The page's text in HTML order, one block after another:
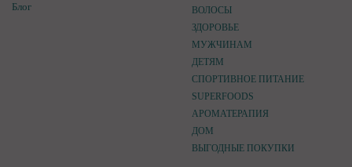
Блог
ВОЛОСЫ
ЗДОРОВЬЕ
МУЖЧИНАМ
ДЕТЯМ
СПОРТИВНОЕ ПИТАНИЕ
SUPERFOODS
АРОМАТЕРАПИЯ
ДОМ
ВЫГОДНЫЕ ПОКУПКИ